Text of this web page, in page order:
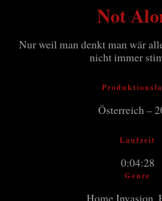
Not
Nur weil man denkt man wär
nicht immer
Österreich –
Laufzeit
0:04:28
Genre
Home Invasion,